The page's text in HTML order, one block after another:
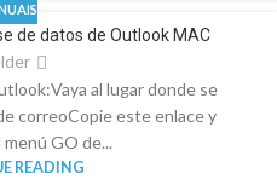
de datos de Outlook MAC
al lugar donde se
correoCopie este enlace y
GO de...
READING